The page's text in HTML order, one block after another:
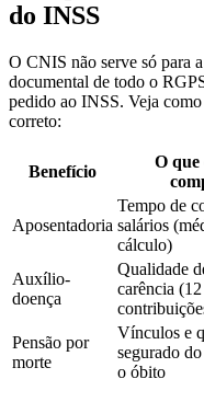
do INSS
O CNIS não serve só para
documental de todo o
pedido ao INSS. Veja
correto:
Benefício
O
Aposentadoria
Tempo de
salários
cálculo)
Auxílio-
doença
Qualidade
carência (12
Pensão por
morte
Vínculos e
segurado
o óbito